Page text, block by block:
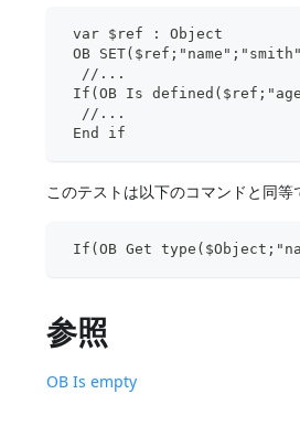
var $ref : Object
OB
//...
If(OB Is
//...
End if
このテストは以下のコマンドと同等
If(OB Get
参照
OB Is empty